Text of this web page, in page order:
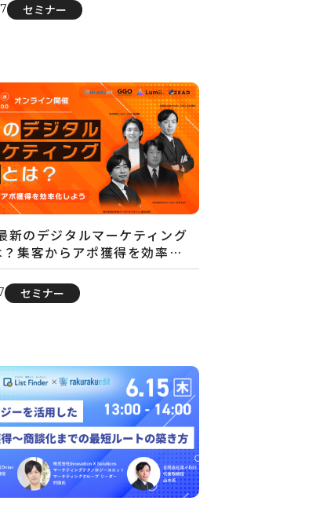
セミナー
新のデジタルマーケティング
？集客からアポ獲得を効率…
セミナー